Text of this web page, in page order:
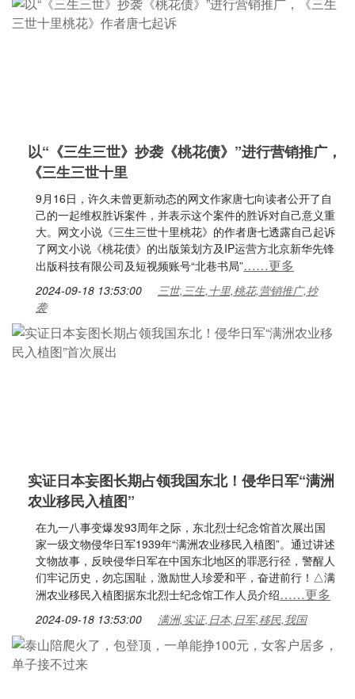
以“《三生三世》抄袭《桃花债》”进行营销推广，
《三生三世十里
9月16日，许久未曾更新动态的网文作家唐七向读者公开了自
己的一起维权胜诉案件，并表示这个案件的胜诉对自己意义重
大。网文小说《三生三世十里桃花》的作者唐七透露自己起诉
了网文小说《桃花债》的出版策划方及IP运营方北京新华先锋
出版科技有限公司及短视频账号“北巷书局”……更多
2024-09-18 13:53:00
三世,三生,十里,桃花,营销推广,抄
袭
实证日本妄图长期占领我国东北！侵华日军“满洲
农业移民入植图”
在九一八事变爆发93周年之际，东北烈士纪念馆首次展出国
家一级文物侵华日军1939年“满洲农业移民入植图”。通过讲述
文物故事，反映侵华日军在中国东北地区的罪恶行径，警醒人
们牢记历史，勿忘国耻，激励世人珍爱和平，奋进前行！△满
洲农业移民入植图据东北烈士纪念馆工作人员介绍……更多
2024-09-18 13:53:00 满洲,实证,日本,日军,移民,我国